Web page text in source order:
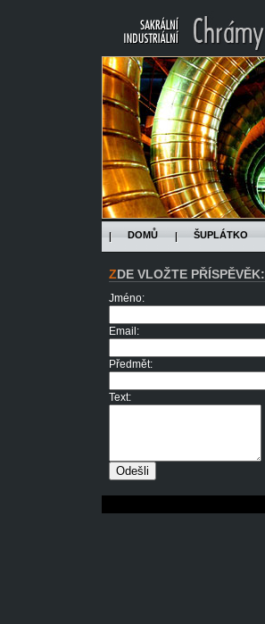
DOMŮ ŠUPLÁTKO
ZDE VLOŽTE PŘÍSPĚVĚK:
Jméno:
Email:
Předmět:
Text: